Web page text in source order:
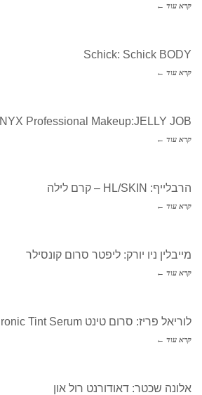
קרא עוד ←
Schick: Schick BODY
קרא עוד ←
NYX Professional Makeup:JELLY JOB
קרא עוד ←
הרבלייף: HL/SKIN – קרם לילה
קרא עוד ←
מייבלין ניו יורק: ליפטר סרום קונסילר
קרא עוד ←
לוריאל פריז: סרום טינט Hyaluronic Tint Serum
קרא עוד ←
אלונה שכטר: דאודורנט רול און